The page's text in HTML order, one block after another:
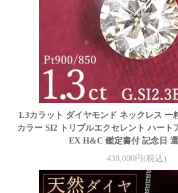
1.3カラット ダイヤモンド ネックレス 一
カラー SI2 トリプルエクセレント ハート
EX H&C 鑑定書付 記念日
438,000円(税込)